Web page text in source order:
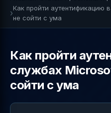
Как пройти аутентификацию
не сойти с ума
Как пройти
службах
сойти с ума